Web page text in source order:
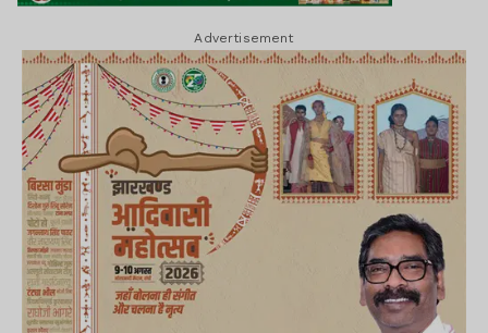
Advertisement